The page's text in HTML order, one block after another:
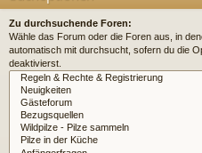
Zu durchsuchende Foren:
Wähle das Forum oder die Foren aus, in
automatisch mit durchsucht, sofern du die
deaktivierst.